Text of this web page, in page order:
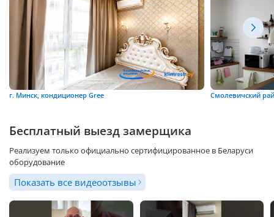
г. Минск, кондиционер Gree Смолевичский
Бесплатный выезд замерщика
Реализуем только официально сертифицированное в Беларуси
оборудование
Показать все видеоотзывы